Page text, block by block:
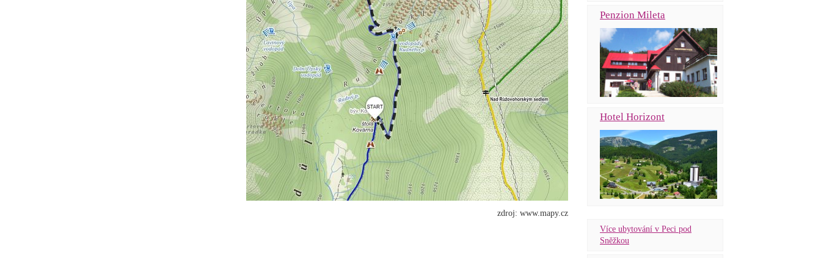
Penzion Mileta
Hotel Horizont
Více ubytování v Peci pod
Sněžkou
zdroj: www.mapy.cz